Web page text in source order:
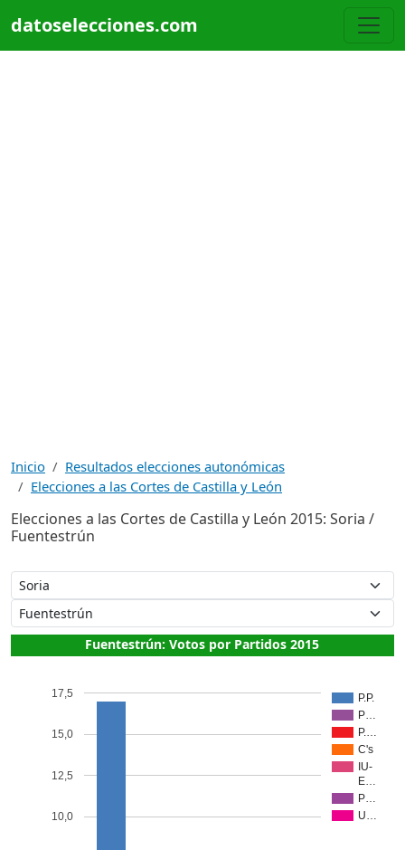
datoselecciones.com
Inicio
Resultados elecciones autonómicas
Elecciones a las Cortes de Castilla y León
Elecciones a las Cortes de Castilla y León 2015: Soria /
Fuentestrún
Fuentestrún: Votos por Partidos 2015
P.P.
P…
P.…
C's
IU-
E…
P…
U…
10,0
12,5
15,0
17,5